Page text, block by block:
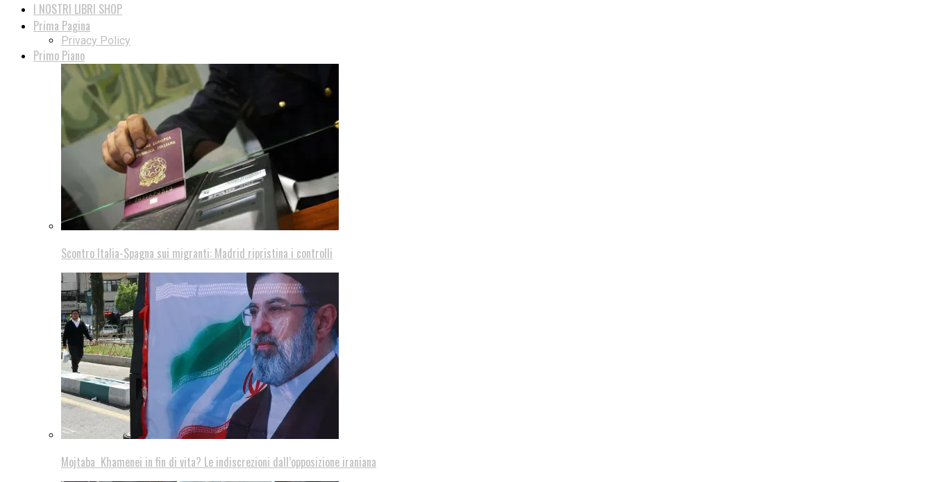
I NOSTRI LIBRI SHOP
Prima Pagina
Privacy Policy
Primo Piano
Scontro Italia-Spagna sui migranti: Madrid ripristina i controlli
Mojtaba Khamenei in fin di vita? Le indiscrezioni dall’opposizione iraniana